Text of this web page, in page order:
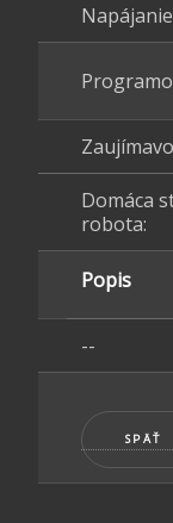
Domáca
robota:
Popis
--